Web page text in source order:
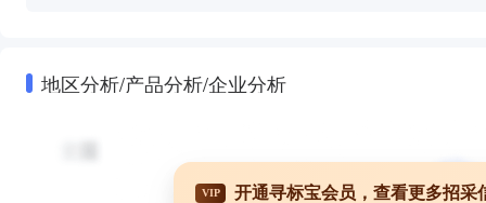
地区分析/产品分析/企业分析
VIP 开通寻标宝会员，查看更多招采